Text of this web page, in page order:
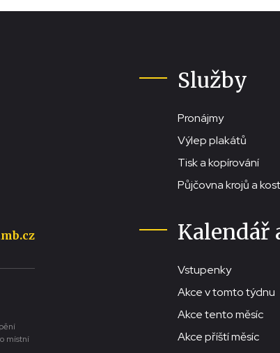
místní
Služby
Pronájmy
Výlep plakátů
Tisk a kopírování
Půjčovna krojů a
Kalendář
Vstupenky
Akce v tomto týdnu
Akce tento měsíc
Akce příští měsíc